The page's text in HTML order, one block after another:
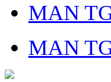
MAN
MAN